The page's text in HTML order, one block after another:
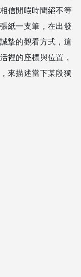
信閒暇時間絕不等
紙⼀⽀筆，在出發
摯的觀看⽅式，這
裡的座標與位置，
來描述當下某段獨